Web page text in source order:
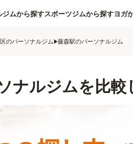
ジムから探すスポーツジムから探すヨガ
のパーソナルジム 藤森駅のパーソナルジム
ナルジムを比較